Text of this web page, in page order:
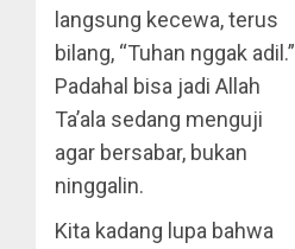
langsung kecewa, terus
bilang, “Tuhan nggak adil.”
Padahal bisa jadi Allah
Ta’ala sedang menguji
agar bersabar, bukan
ninggalin.
Kita kadang lupa bahwa